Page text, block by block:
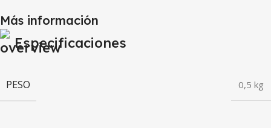
Más información
Especificaciones
PESO 0,5 kg